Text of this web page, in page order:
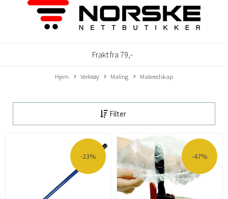
Frakt fra 79,-
Hjem Verktøy Maling Maleredskap
Filter
-23% -47%